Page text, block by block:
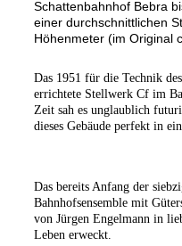
Schattenbahnhof Bebra
einer durchschnittlichen
Höhenmeter (im Original
Das 1951 für die Technik
errichtete Stellwerk Cf im
Zeit sah es unglaublich
dieses Gebäude perfekt in
Das bereits Anfang der
Bahnhofsensemble mit
von Jürgen Engelmann in
Leben erweckt.